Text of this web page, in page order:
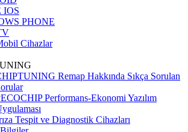
IOS
PHONE
Cihazlar
Remap Hakkında Sıkça Sorulan
Performans-Ekonomi Yazılım
Tespit ve Diagnostik Cihazları